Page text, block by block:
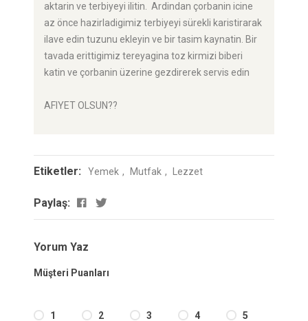
aktarin ve terbiyeyi ilitin. Ardindan çorbanin icine
az önce hazirladigimiz terbiyeyi sürekli karistirarak
ilave edin tuzunu ekleyin ve bir tasim kaynatin. Bir
tavada erittigimiz tereyagina toz kirmizi biberi
katin ve çorbanin üzerine gezdirerek servis edin
AFIYET OLSUN??
Etiketler: Yemek Mutfak Lezzet
Paylaş:
Yorum Yaz
Müşteri Puanları
1 2 3 4 5